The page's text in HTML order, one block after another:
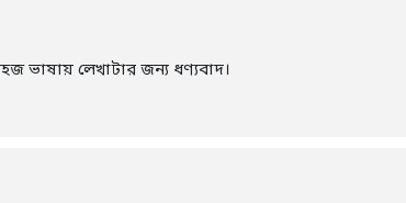
ভাষায় লেখাটার জন্য ধণ্যবাদ।